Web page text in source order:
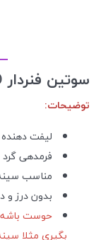
سوتین فنردار GEO کد 715
توضیحات:
لیفت دهنده
فرمدهی گرد
مناسب
بدون درز و
حوست باشه
بگیری مثلا سینه 75 باید 80